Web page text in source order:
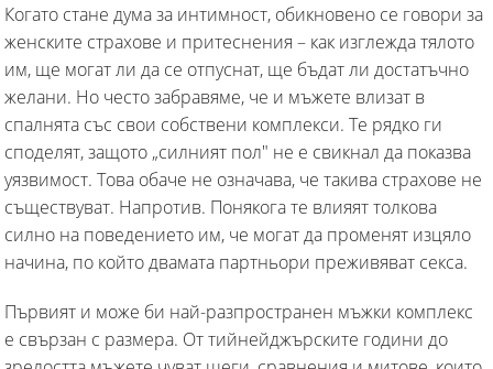
Когато стане дума за интимност, обикновено се говори за
женските страхове и притеснения – как изглежда тялото
им, ще могат ли да се отпуснат, ще бъдат ли достатъчно
желани. Но често забравяме, че и мъжете влизат в
спалнята със свои собствени комплекси. Те рядко ги
споделят, защото „силният пол" не е свикнал да показва
уязвимост. Това обаче не означава, че такива страхове не
съществуват. Напротив. Понякога те влияят толкова
силно на поведението им, че могат да променят изцяло
начина, по който двамата партньори преживяват секса.
Първият и може би най-разпространен мъжки комплекс
е свързан с размера. От тийнейджърските години до